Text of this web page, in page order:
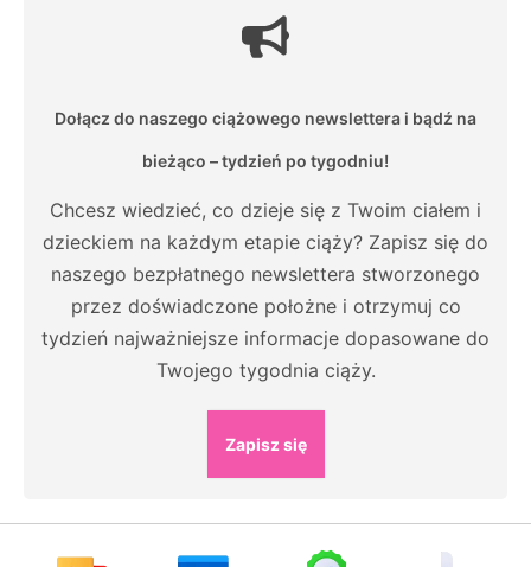
Dołącz do naszego ciążowego newslettera i bądź na
bieżąco – tydzień po tygodniu!
Chcesz wiedzieć, co dzieje się z Twoim ciałem i
dzieckiem na każdym etapie ciąży? Zapisz się do
naszego bezpłatnego newslettera stworzonego
przez doświadczone położne i otrzymuj co
tydzień najważniejsze informacje dopasowane do
Twojego tygodnia ciąży.
Zapisz się